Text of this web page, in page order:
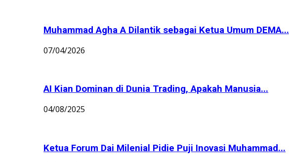
Muhammad Agha A Dilantik sebagai Ketua Umum DEMA...
07/04/2026
AI Kian Dominan di Dunia Trading, Apakah Manusia...
04/08/2025
Ketua Forum Dai Milenial Pidie Puji Inovasi Muhammad...